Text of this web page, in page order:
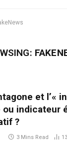
et l’«
ou indicateur
?
3 Mins Read 13